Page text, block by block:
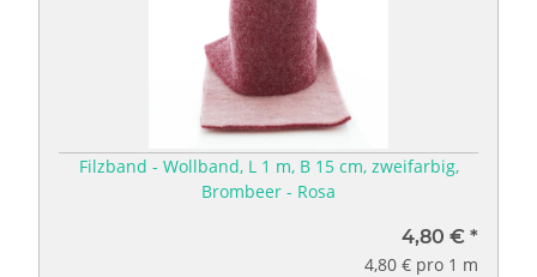
Filzband - Wollband, L 1 m, B 15 cm, zweifarbig,
Brombeer - Rosa
4,80 € *
4,80 € pro 1 m